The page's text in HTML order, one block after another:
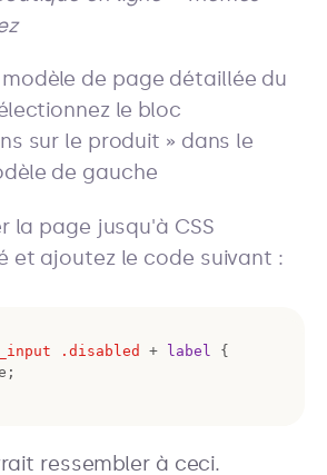
de page détaillée du
le bloc
sur le produit » dans le
de gauche
la page jusqu'à CSS
et ajoutez le code suivant :
.disabled + label
ressembler à ceci.